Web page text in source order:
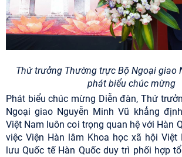
Thứ trưởng Thường trực Bộ Ngoại giao
phát biểu chúc mừng
Phát biểu chúc mừng Diễn đàn, Thứ
Ngoại giao Nguyễn Minh Vũ khẳng
Việt Nam luôn coi trọng quan hệ với Hàn
việc Viện Hàn lâm Khoa học xã hội Việt
lưu Quốc tế Hàn Quốc duy trì phối hợp